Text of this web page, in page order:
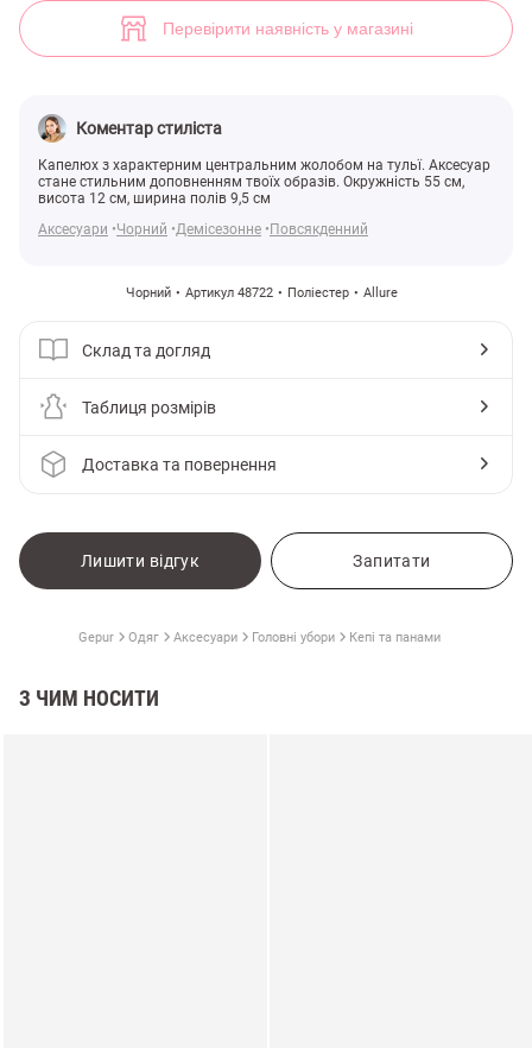
Перевірити наявність у магазині
Коментар стиліста
Капелюх з характерним центральним жолобом на тульї. Аксесуар
стане стильним доповненням твоїх образів. Окружність 55 см,
висота 12 см, ширина полів 9,5 см
Аксесуари
Чорний Демісезонне Повсякденний
Чорний Артикул 48722 Поліестер Allure
Склад та догляд
Таблиця розмірів
Доставка та повернення
Лишити відгук Запитати
Gepur Одяг Аксесуари Головні убори Кепі та панами
З ЧИМ НОСИТИ
Чорний капелюх зі стрічкою (арт. 48722) ♡ інтернет-магазин Gepur